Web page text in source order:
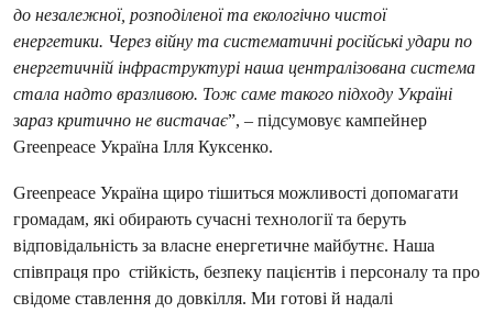
до незалежної, розподіленої та екологічно чистої
енергетики. Через війну та систематичні російські удари по
енергетичній інфраструктурі наша централізована система
стала надто вразливою. Тож саме такого підходу Україні
зараз критично не вистачає”, – підсумовує кампейнер
Greenpeace Україна Ілля Куксенко.
Greenpeace Україна щиро тішиться можливості допомагати
громадам, які обирають сучасні технології та беруть
відповідальність за власне енергетичне майбутнє. Наша
співпраця про стійкість, безпеку пацієнтів і персоналу та про
свідоме ставлення до довкілля. Ми готові й надалі